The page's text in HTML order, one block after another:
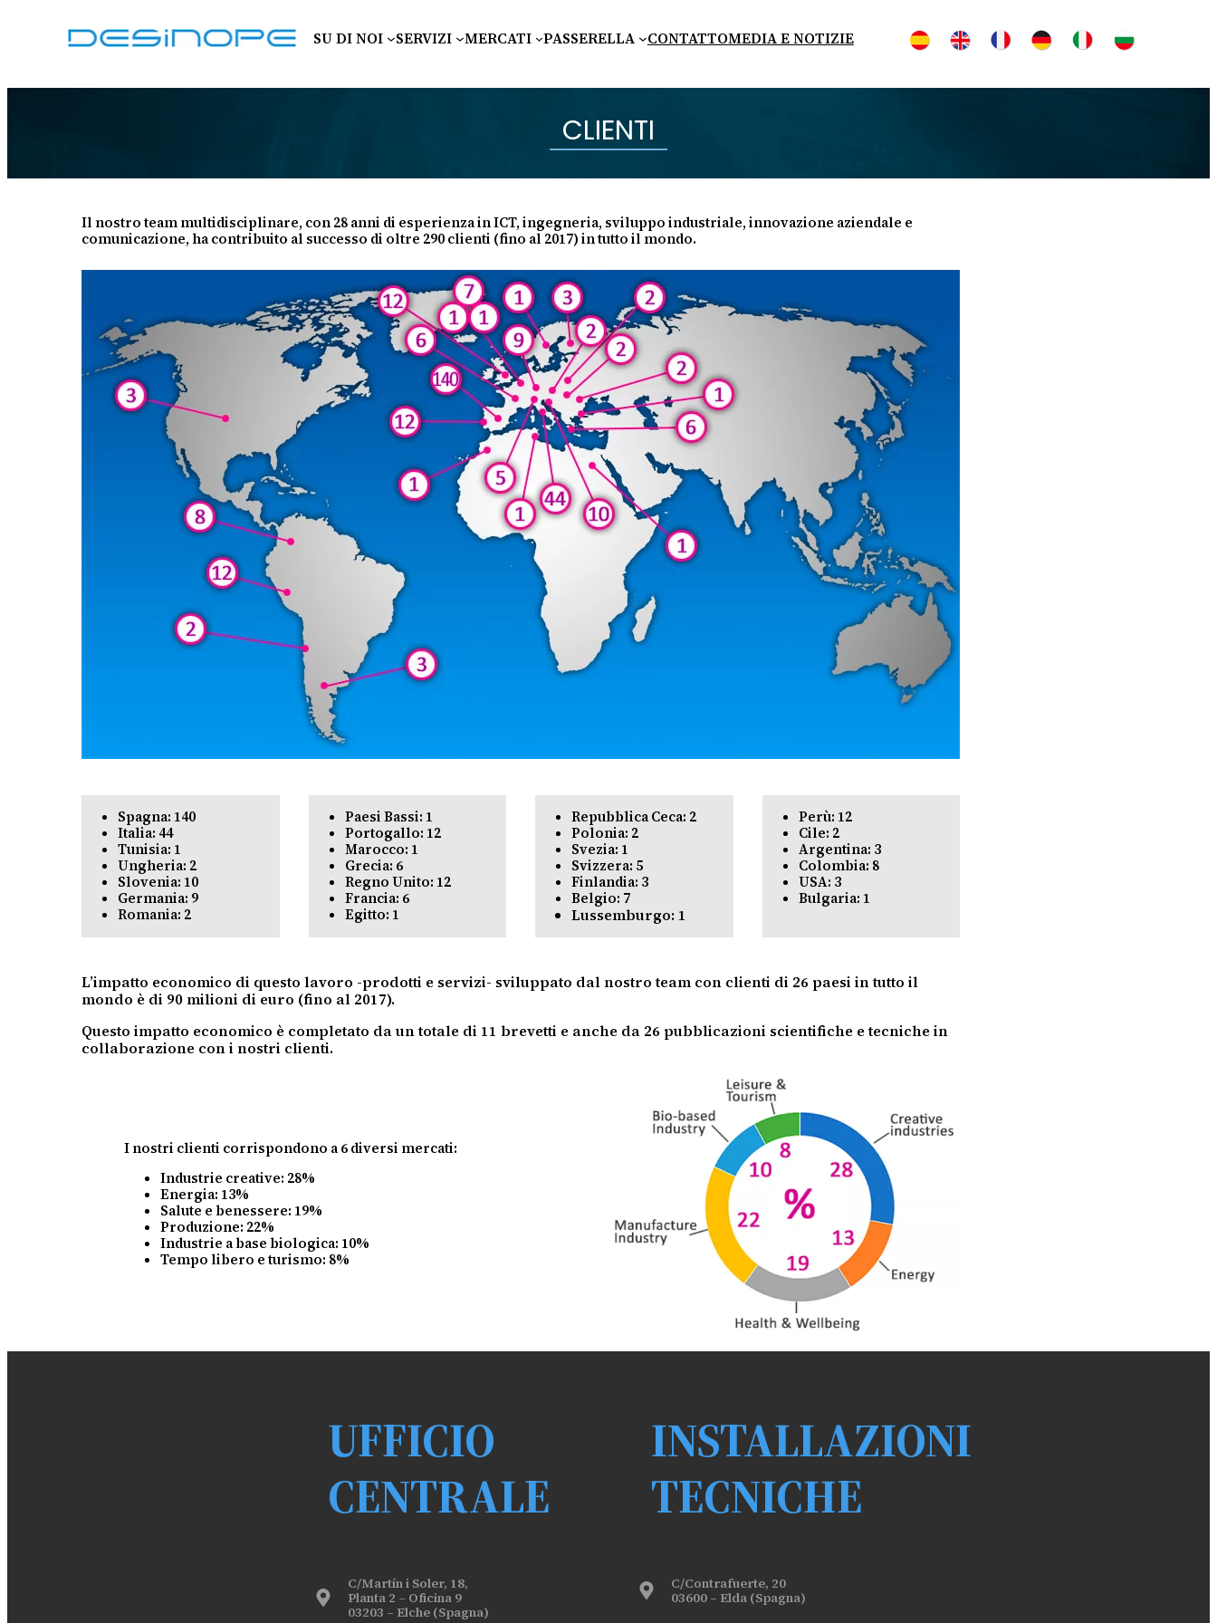
contenuto
SU DI NOI SERVIZI MERCATI PASSERELLA CONTATTOMEDIA E NOTIZIE
CLIENTI
Il nostro team multidisciplinare, con 28 anni di esperienza in ICT, ingegneria, sviluppo industriale, innovazione aziendale e
comunicazione, ha contribuito al successo di oltre 290 clienti (fino al 2017) in tutto il mondo.
Spagna: 140
Italia: 44
Tunisia: 1
Ungheria: 2
Slovenia: 10
Germania: 9
Romania: 2
Paesi Bassi: 1
Portogallo: 12
Marocco: 1
Grecia: 6
Regno Unito: 12
Francia: 6
Egitto: 1
Repubblica Ceca: 2
Polonia: 2
Svezia: 1
Svizzera: 5
Finlandia: 3
Belgio: 7
Lussemburgo: 1
Perù: 12
Cile: 2
Argentina: 3
Colombia: 8
USA: 3
Bulgaria: 1
L’impatto economico di questo lavoro -prodotti e servizi- sviluppato dal nostro team con clienti di 26 paesi in tutto il
mondo è di 90 milioni di euro (fino al 2017).
Questo impatto economico è completato da un totale di 11 brevetti e anche da 26 pubblicazioni scientifiche e tecniche in
collaborazione con i nostri clienti.
I nostri clienti corrispondono a 6 diversi mercati:
Industrie creative: 28%
Energia: 13%
Salute e benessere: 19%
Produzione: 22%
Industrie a base biologica: 10%
Tempo libero e turismo: 8%
UFFICIO
CENTRALE
C/Martín i Soler, 18,
Planta 2 – Oficina 9
03203 – Elche (Spagna)
INSTALLAZIONI
TECNICHE
C/Contrafuerte, 20
03600 – Elda (Spagna)